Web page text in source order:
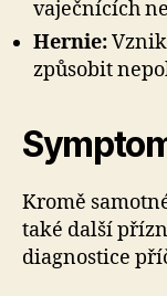
vaječnících
Hernie:
způsobit
Kromě
také další
diagnostice